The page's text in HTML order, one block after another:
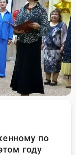
по
году